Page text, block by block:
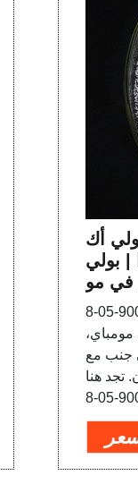
أك
| بولي
8 السعر في مو
مباي
القوائم التجارية للبولي أكريلاميد، 9003-05-8
مومباي،
جنب مع
تجد هنا